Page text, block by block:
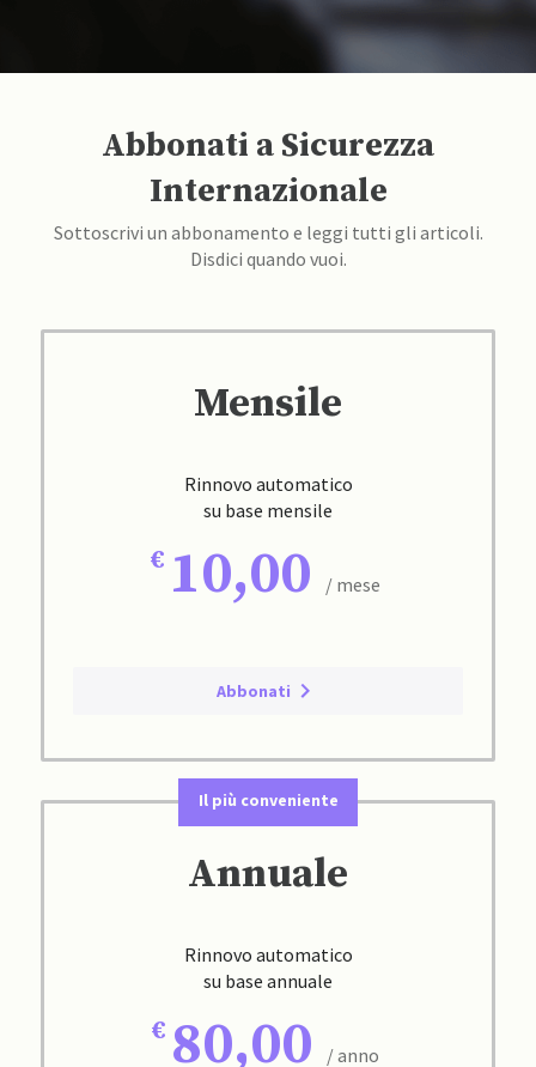
Abbonati a Sicurezza
Internazionale
Sottoscrivi un abbonamento e leggi tutti gli articoli.
Disdici quando vuoi.
Mensile
Rinnovo automatico
su base mensile
10,00 / mese
Abbonati
Il più conveniente
Annuale
Rinnovo automatico
su base annuale
80,00
/ anno